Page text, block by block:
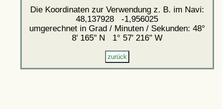
Die Koordinaten zur Verwendung z. B. im Navi:
48,137928 -1,956025
umgerechnet in Grad / Minuten / Sekunden: 48°
8' 165'' N 1° 57' 216'' W